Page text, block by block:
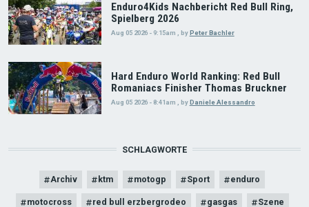
Enduro4Kids Nachbericht Red Bull Ring,
Spielberg 2026
Aug 05 2026 - 9:15am , by Peter Bachler
Hard Enduro World Ranking: Red Bull
Romaniacs Finisher Thomas Bruckner
Aug 05 2026 - 8:41am , byDaniele Alessandro
SCHLAGWORTE
Archiv ktm motogp Sport enduro
motocross red bull erzbergrodeo gasgas Szene